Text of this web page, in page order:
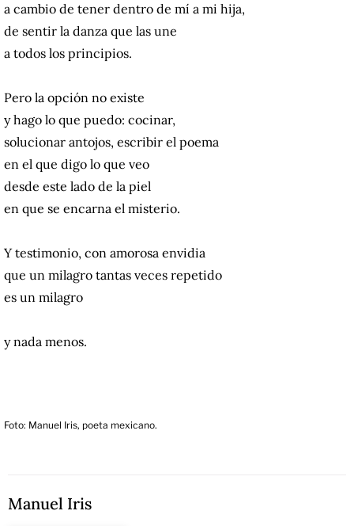
a cambio de tener dentro de mí a mi hija,
de sentir la danza que las une
a todos los principios.
Pero la opción no existe
y hago lo que puedo: cocinar,
solucionar antojos, escribir el poema
en el que digo lo que veo
desde este lado de la piel
en que se encarna el misterio.
Y testimonio, con amorosa envidia
que un milagro tantas veces repetido
es un milagro
y nada menos.
Foto: Manuel Iris, poeta mexicano.
Manuel Iris